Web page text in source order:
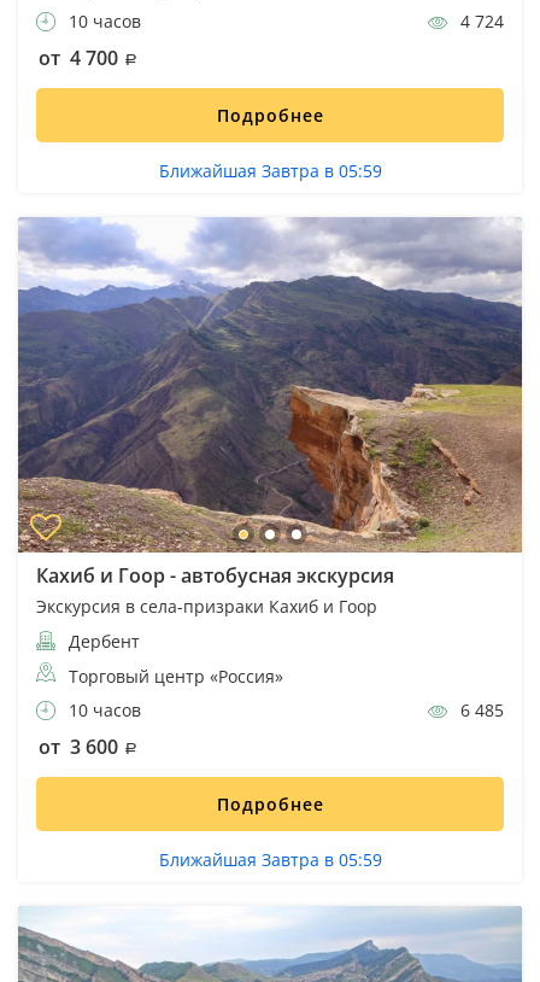
10 часов
4 724
от 4 700
Подробнее
Ближайшая Завтра в 05:59
Кахиб и Гоор - автобусная экскурсия
Экскурсия в села-призраки Кахиб и Гоор
Дербент
Торговый центр «Россия»
10 часов
6 485
от 3 600
Подробнее
Ближайшая Завтра в 05:59